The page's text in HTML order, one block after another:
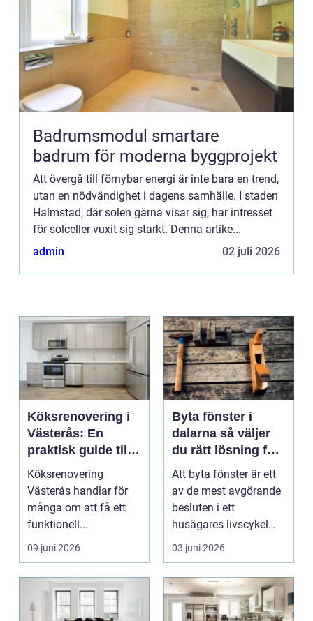
Badrumsmodul smartare
badrum för moderna byggprojekt
Att övergå till förnybar energi är inte bara en trend,
utan en nödvändighet i dagens samhälle. I staden
Halmstad, där solen gärna visar sig, har intresset
för solceller vuxit sig starkt. Denna artike...
admin
02 juli 2026
Köksrenovering i
Västerås: En
praktisk guide till
ett lyckat projekt
Köksrenovering
Västerås handlar för
många om att få ett
funktionell...
09 juni 2026
Byta fönster i
dalarna så väljer
du rätt lösning för
hus och klimat
Att byta fönster är ett
av de mest avgörande
besluten i ett
husägares livscykel
med sitt hem. Rätt f...
03 juni 2026